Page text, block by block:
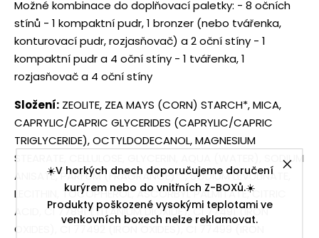
☀️V horkých dnech doporučujeme doručení
kurýrem nebo do vnitřních Z-BOXů.☀️
Produkty poškozené vysokými teplotami ve
venkovních boxech nelze reklamovat.
Možné kombinace do doplňovací paletky: - 8 očních
stínů - 1 kompaktní pudr, 1 bronzer (nebo tvářenka,
konturovací pudr, rozjasňovač) a 2 oční stíny - 1
kompaktní pudr a 4 oční stíny - 1 tvářenka, 1
rozjasňovač a 4 oční stíny
Složení: ZEOLITE, ZEA MAYS (CORN) STARCH*, MICA,
CAPRYLIC/CAPRIC GLYCERIDES (CAPRYLIC/CAPRIC
TRIGLYCERIDE), OCTYLDODECANOL, MAGNESIUM
STEARATE, CELLULOSE, GLYCERIN, AQUA (WATER), SODIUM
ANISATE, PARFUM (FRAGRANCE)**, SODIUM LEVULINATE,
LECITHIN, TOCOPHEROL, ASCORBYL PALMITATE, CITRIC
ACID, CI 77891 (TITANIUM DIOXIDE), CI 77491 (IRON
OXIDES), CI 77492 (IRON OXIDES), CI 77499 (IRON